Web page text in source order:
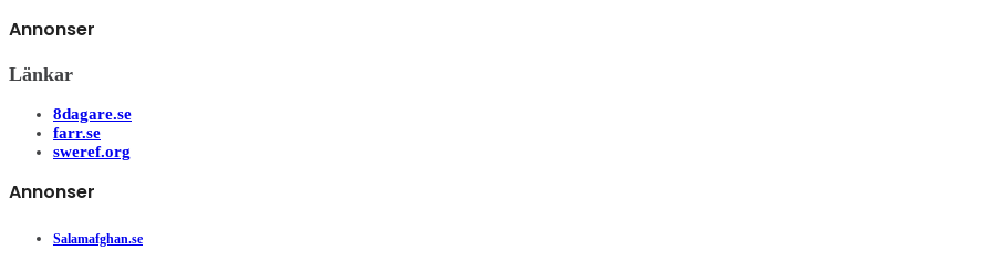
Annonser
Länkar
8dagare.se
farr.se
sweref.org
Annonser
Salamafghan.se